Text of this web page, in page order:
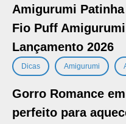
Amigurumi
Fio Puff
Lançamento 2026
Dicas Amigurumi
Gorro Romance
perfeito para